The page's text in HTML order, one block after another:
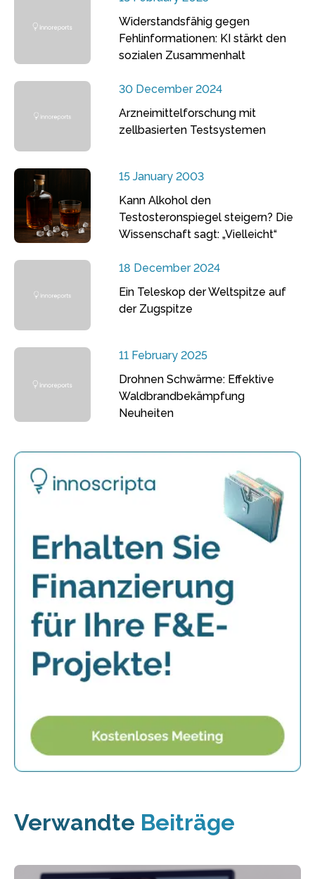
Widerstandsfähig gegen
Fehlinformationen: KI stärkt den
sozialen Zusammenhalt
30 December 2024
Arzneimittelforschung mit
zellbasierten Testsystemen
15 January 2003
Kann Alkohol den
Testosteronspiegel steigern? Die
Wissenschaft sagt: „Vielleicht“
18 December 2024
Ein Teleskop der Weltspitze auf
der Zugspitze
11 February 2025
Drohnen Schwärme: Effektive
Waldbrandbekämpfung
Neuheiten
Verwandte Beiträge